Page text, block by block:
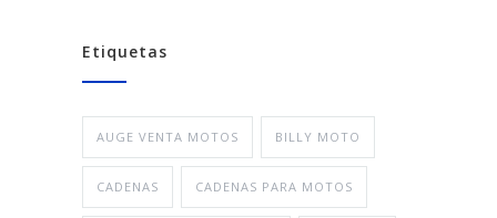
Etiquetas
AUGE VENTA MOTOS BILLY MOTO
CADENAS CADENAS PARA MOTOS